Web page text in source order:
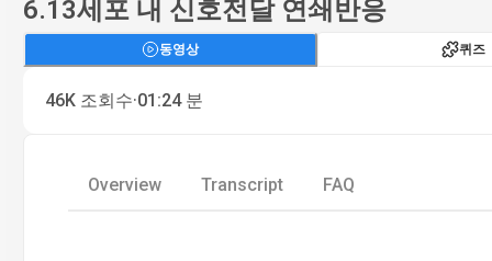
6.13세포 내 신호전달 연쇄반응
동영상 퀴즈
46K 조회수·01:24 분
Overview Transcript FAQ